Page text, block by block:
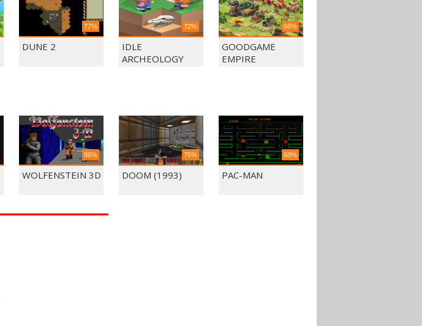
77%
DUNE 2
72%
IDLE
ARCHEOLOGY
66%
GOODGAME
EMPIRE
86%
WOLFENSTEIN 3D
75%
DOOM (1993)
68%
PAC-MAN